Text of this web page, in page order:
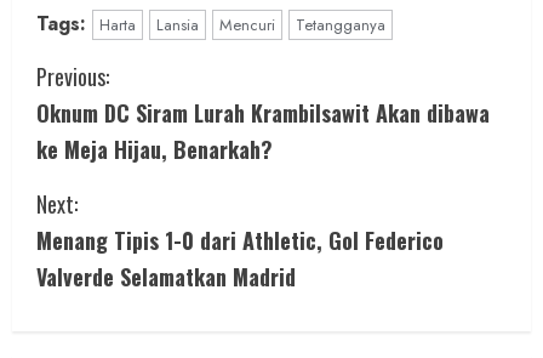
Tags:
Harta Lansia Mencuri Tetangganya
C
o
n
t
i
Previous:
Oknum DC Siram Lurah Krambilsawit Akan dibawa
ke Meja Hijau, Benarkah?
Next:
Menang Tipis 1-0 dari Athletic, Gol Federico
Valverde Selamatkan Madrid